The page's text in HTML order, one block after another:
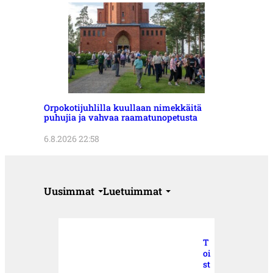
Orpokotijuhlilla kuullaan nimekkäitä
puhujia ja vahvaa raamatunopetusta
6.8.2026 22:58
Uusimmat Luetuimmat
T
oi
st